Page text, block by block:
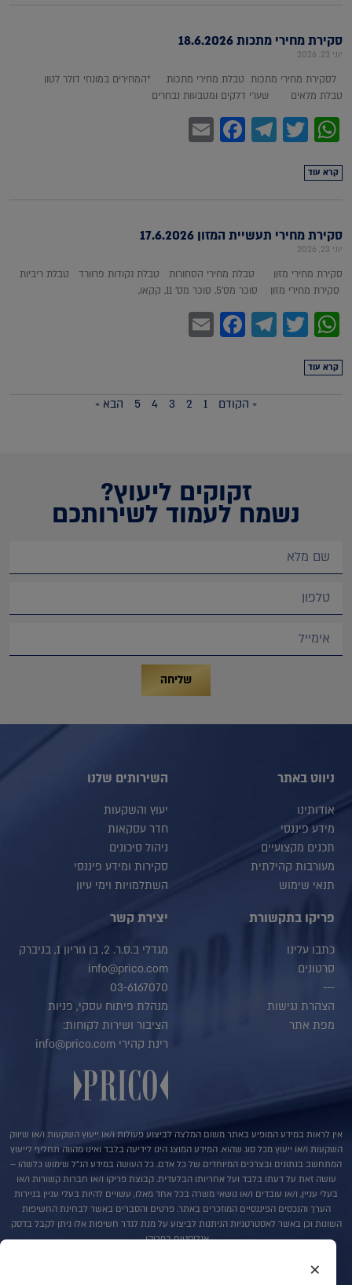
סקירת מחירי מתכות 18.6.2026
יוני 23, 2026
לסקירת מחירי מתכות טבלת מחירי מתכות *המחירים במונחי דולר לטון
טבלת מלאים שערי דלקים ומטבעות נבחרים
WhatsApp
Twitter
Telegram
Facebook
קרא עוד
סקירת מחירי תעשיית המזון 17.6.2026
יוני 23, 2026
סקירת מחירי מזון טבלת מחירי הסחורות טבלת נקודות פרוורד טבלת ריביות
סקירת מחירי מזון סוכר מס'5, סוכר מס' 11, קקאו,
WhatsApp
Twitter
Telegram
Facebook
קרא עוד
« הקודם 1
2
3
4
5 הבא »
זקוקים ליעוץ?
נשמח לעמוד לשירותכם
שליחה
ניווט באתר
אודותינו
מידע פיננסי
תכנים מקצועיים
מעורבות קהילתית
תנאי שימוש
השירותים שלנו
יעוץ והשקעות
חדר עסקאות
ניהול סיכונים
סקירות ומידע פיננסי
השתלמויות וימי עיון
פריקו בתקשורת
כתבו עלינו
סרטונים
---
הצהרת נגישות
מפת אתר
יצירת קשר
מגדלי ב.ס.ר. 2, בן גוריון 1, בניברק
info@prico.com
03-6167070
מנהלת פיתוח עסקי, פניות
הציבור ושירות לקוחות:
רינת קהירי info@prico.com
אין לראות במידע המופיע באתר משום המלצה לביצוע פעולות ו/או ייעוץ השקעות ו/או שיווק
השקעות ו/או ייעוץ מכל סוג שהוא. המידע המוצג הינו לידיעה בלבד ואינו מהווה תחליף לייעוץ
המתחשב בנתונים ובצרכים המיוחדים של כל אדם. כל העושה במידע הנ"ל שימוש כלשהו –
עושה זאת על דעתו בלבד ועל אחריותו הבלעדית. קבוצת פריקו ו/או חברות קשורות ו/או
בעלי עניין, ו/או עובדים ו/או נושאי משרה בכל אחד מאלו, עשויים להיות בעלי עניין בניירות
הערך והנכסים הפיננסיים המוזכרים באתר. פרטים והסברים באשר לבחינת החשיפות
השונות וכן באשר לאסטרטגיות הניתנות לביצוע על מנת לגדר חשיפות אלו ניתן לקבל בדסק
אנליסטים בפריקו.
בדבר פרטים נוספים באמור לעייל ניתן לפנות למשרדינו בטלפון : 036167070×